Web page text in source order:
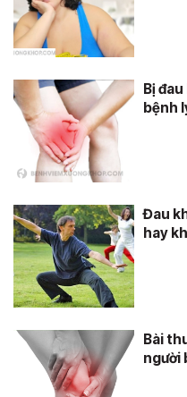
Bị
bệnh
Đau
hay
Bài
người